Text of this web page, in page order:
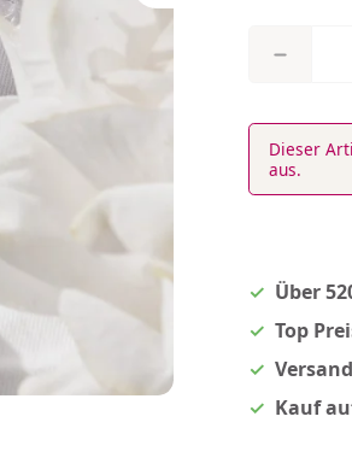
Dieser
aus.
Über
Top
Kauf